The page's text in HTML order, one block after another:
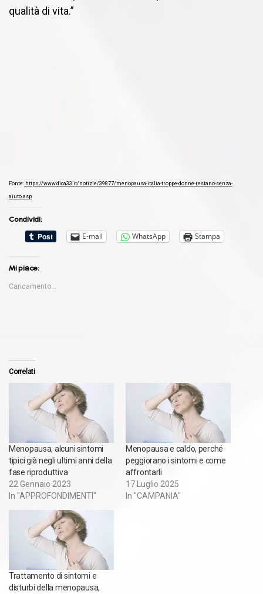
qualità di vita.”
Fonte: https://www.dica33.it/notizie/39877/menopausa-italia-troppe-donne-restano-senza-
aiuto.asp
Condividi:
E-mail
WhatsApp Stampa
Mi piace:
Caricamento...
Correlati
Menopausa, alcuni sintomi
tipici già negli ultimi anni della
fase riproduttiva
22 Gennaio 2023
In "APPROFONDIMENTI"
Menopausa e caldo, perché
peggiorano i sintomi e come
affrontarli
17 Luglio 2025
In "CAMPANIA"
Trattamento di sintomi e
disturbi della menopausa,